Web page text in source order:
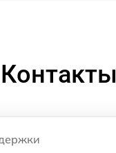
Контакты